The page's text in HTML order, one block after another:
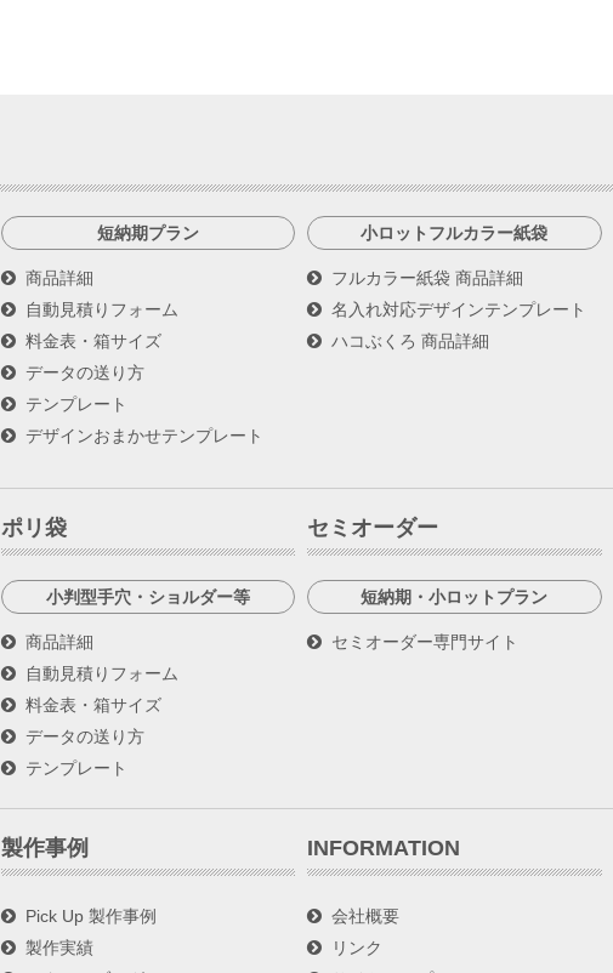
短納期プラン
商品詳細
自動見積りフォーム
料金表・箱サイズ
データの送り方
テンプレート
デザインおまかせテンプレート
小ロットフルカラー紙袋
フルカラー紙袋 商品詳細
名入れ対応デザインテンプレート
ハコぶくろ 商品詳細
ポリ袋
小判型手穴・ショルダー等
商品詳細
自動見積りフォーム
料金表・箱サイズ
データの送り方
テンプレート
セミオーダー
短納期・小ロットプラン
セミオーダー専門サイト
製作事例
Pick Up 製作事例
製作実績
INFORMATION
会社概要
リンク